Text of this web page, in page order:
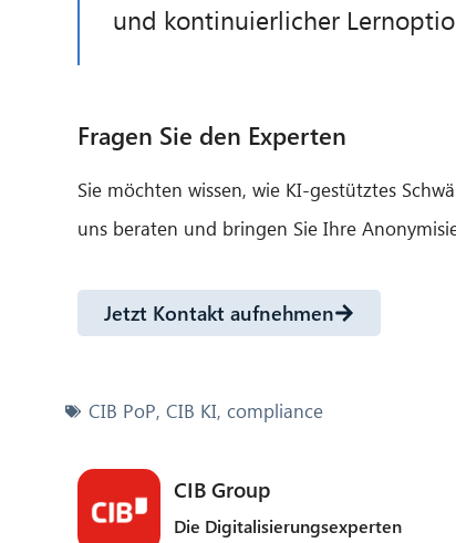
und kontinuierlicher
Fragen Sie den Experten
Sie möchten wissen, wie KI-gestütztes
uns beraten und bringen Sie Ihre
Jetzt Kontakt aufnehmen
CIB PoP, CIB KI, compliance
CIB Group
Die Digitalisierungsexperten